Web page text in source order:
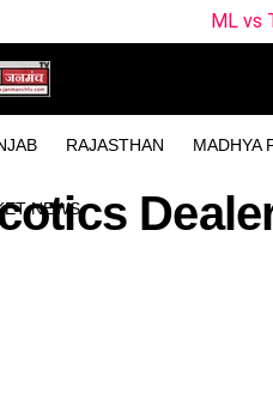
RAJASTHAN MADHYA
NEWS
ML vs TRT